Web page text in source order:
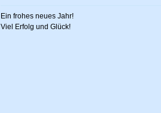
Ein frohes neues Jahr!
Viel Erfolg und Glück!